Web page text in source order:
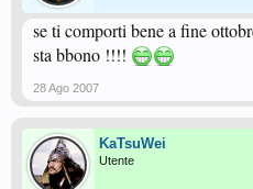
se ti comporti bene a fine
sta bbono !!!!
28 Ago 2007
KaTsuWei
Utente